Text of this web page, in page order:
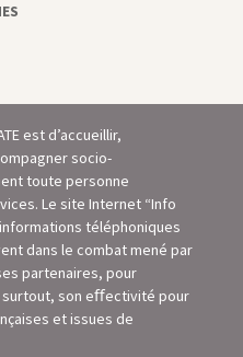
est d’accueillir,
socio-
toute personne
Le site Internet “Info
téléphoniques
dans le combat mené par
partenaires, pour
surtout, son eﬀectivité pour
et issues de